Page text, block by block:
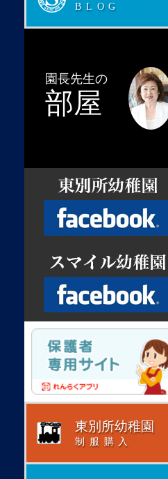
BLOG
園長先生の
部屋
Facebook
Facebook
東別所幼稚園
制服購入